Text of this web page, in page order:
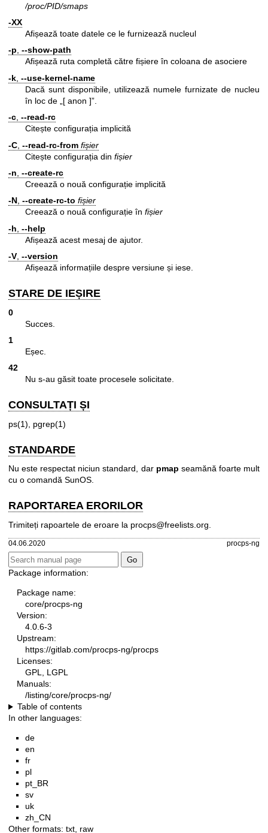
/proc/PID/smaps
-XX
Afișează toate datele ce le furnizează nucleul
-p, --show-path
Afișează ruta completă către fișiere în coloana de asociere
-k --use-kernel-name
Dacă sunt disponibile, utilizează numele furnizate de nucleu
în loc de „[ anon ]”.
-c --read-rc
Citește configurația implicită
-C --read-rc-from fișier
Citește configurația din fișier
-n --create-rc
Creează o nouă configurație implicită
-N, --create-rc-to fișier
Creează o nouă configurație în fișier
-h --help
Afișează acest mesaj de ajutor.
-V --version
Afișează informațiile despre versiune și iese.
STARE DE IEȘIRE
0
Succes.
1
Eșec.
42
Nu s-au găsit toate procesele solicitate.
CONSULTAȚI ȘI
ps(1) pgrep(1)
STANDARDE
Nu este respectat niciun standard, dar pmap seamănă foarte mult
cu o comandă SunOS.
RAPORTAREA ERORILOR
Trimiteți rapoartele de eroare la procps@freelists.org
04.06.2020 procps-ng
Package information:
Package name:
core/procps-ng
Version:
4.0.6-3
Upstream:
https://gitlab.com/procps-ng/procps
Licenses:
GPL, LGPL
Manuals:
/listing/core/procps-ng/
Table of contents
In other languages:
de
en
fr
pl
pt_BR
sv
uk
zh_CN
Other formats: txt, raw